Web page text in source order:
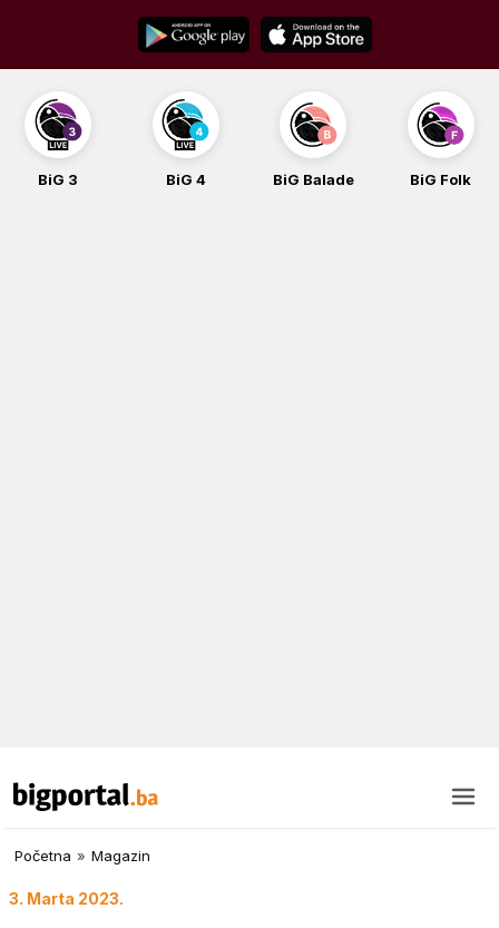
content
BiG 3 BiG 4 BiG Balade BiG Folk
Početna » Magazin
3. Marta 2023.